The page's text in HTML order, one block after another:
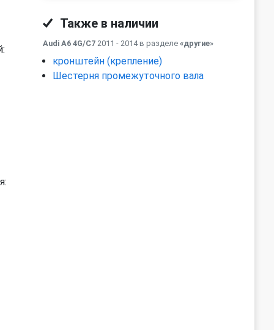
Также в наличии
Audi A6 4G/C7 2011 - 2014 в разделе «другие»
кронштейн (крепление)
Шестерня промежуточного вала